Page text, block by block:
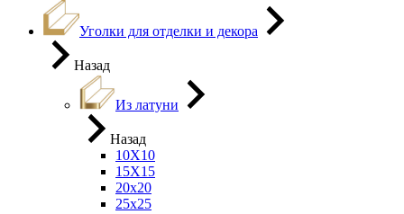
Уголки для отделки и декора
Назад
Из латуни
Назад
10Х10
15Х15
20х20
25х25